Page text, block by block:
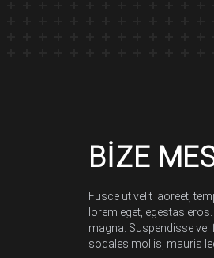
BIZE
Fusce ut velit laoreet,
lorem eget, egestas
magna. Suspendisse
sodales mollis, mauris